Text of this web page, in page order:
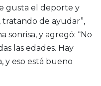
gusta el deporte y
tratando de ayudar”,
sonrisa, y agregó: “No
las edades. Hay
y eso está bueno